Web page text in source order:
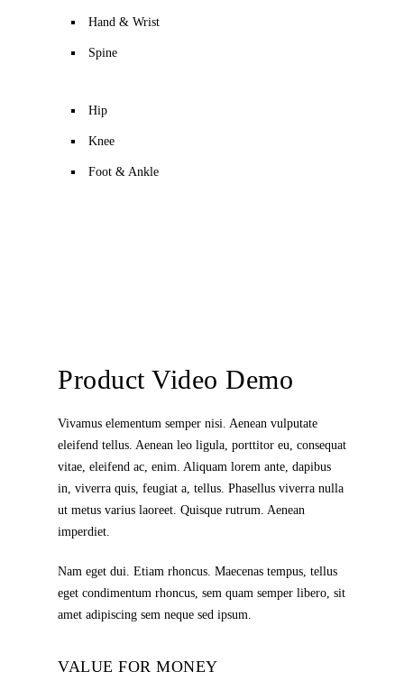
Hand & Wrist
Spine
Hip
Knee
Foot & Ankle
Product Video Demo
Vivamus elementum semper nisi. Aenean vulputate
eleifend tellus. Aenean leo ligula, porttitor eu, consequat
vitae, eleifend ac, enim. Aliquam lorem ante, dapibus
in, viverra quis, feugiat a, tellus. Phasellus viverra nulla
ut metus varius laoreet. Quisque rutrum. Aenean
imperdiet.
Nam eget dui. Etiam rhoncus. Maecenas tempus, tellus
eget condimentum rhoncus, sem quam semper libero, sit
amet adipiscing sem neque sed ipsum.
VALUE FOR MONEY